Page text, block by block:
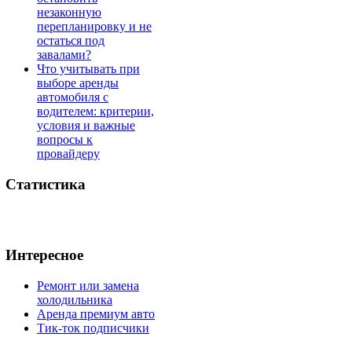
незаконную
перепланировку и не
остаться под
завалами?
Что учитывать при
выборе аренды
автомобиля с
водителем: критерии,
условия и важные
вопросы к
провайдеру
Статистика
Интересное
Ремонт или замена
холодильника
Аренда премиум авто
Тик-ток подписчики